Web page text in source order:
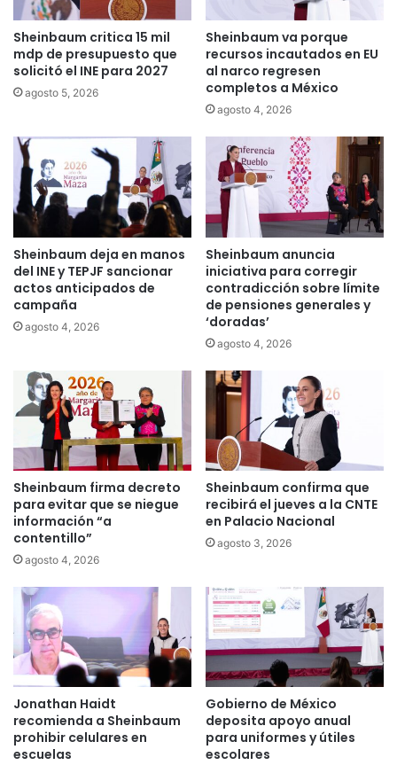
Sheinbaum critica 15 mil
mdp de presupuesto que
solicitó el INE para 2027
agosto 5, 2026
Sheinbaum va porque
recursos incautados en EU
al narco regresen
completos a México
agosto 4, 2026
Sheinbaum deja en manos
del INE y TEPJF sancionar
actos anticipados de
campaña
agosto 4, 2026
Sheinbaum anuncia
iniciativa para corregir
contradicción sobre límite
de pensiones generales y
‘doradas’
agosto 4, 2026
Sheinbaum firma decreto
para evitar que se niegue
información “a
contentillo”
agosto 4, 2026
Sheinbaum confirma que
recibirá el jueves a la CNTE
en Palacio Nacional
agosto 3, 2026
Jonathan Haidt
recomienda a Sheinbaum
prohibir celulares en
escuelas
Gobierno de México
deposita apoyo anual
para uniformes y útiles
escolares